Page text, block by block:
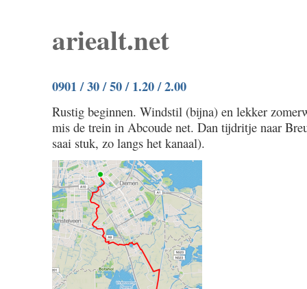
ariealt.net
0901 / 30 / 50 / 1.20 / 2.00
Rustig beginnen. Windstil (bijna) en lekker
mis de trein in Abcoude net. Dan tijdritje naar
saai stuk, zo langs het kanaal).